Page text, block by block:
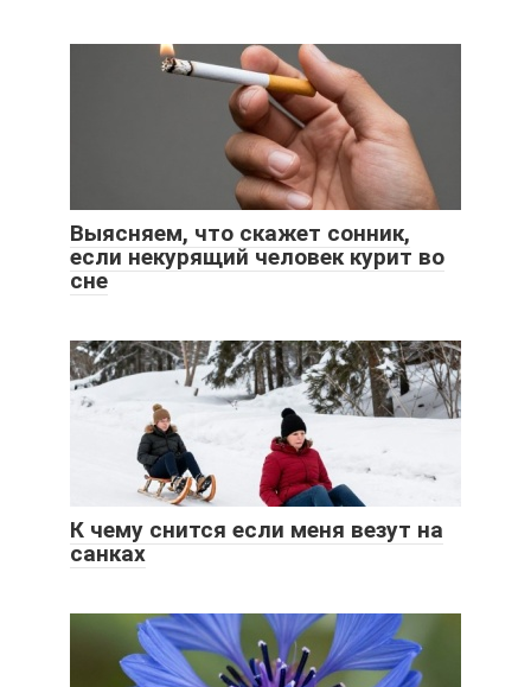
Выясняем, что скажет сонник,
если некурящий человек курит во
сне
К чему снится если меня везут на
санках